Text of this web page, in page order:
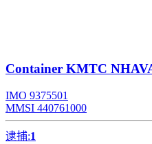
Container KMTC
IMO 9375501
MMSI 440761000
逮捕:1